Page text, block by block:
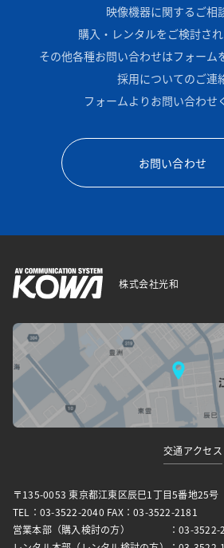
映像機器に関するご相
購入・レンタルをご検討され
その他各種お問い合わせはフォーム
採用についてのご連
フォームよりお問い合わせ
お問い合わせ
株式会社光和
交通アクセス
〒135-0053 東京都江東区⾠⺒1丁⽬5番地25号
TEL：03-3522-2040 FAX：03-3522-2181
営業本部（購入検討の方）
：03-3522-